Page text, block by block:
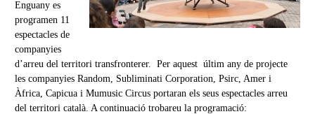
Enguany es
programen 11
espectacles de
companyies
d’arreu del territori transfronterer. Per aquest últim any de projecte
les companyies Random, Subliminati Corporation, Psirc, Amer i
Àfrica, Capicua i Mumusic Circus portaran els seus espectacles arreu
del territori català. A continuació trobareu la programació: